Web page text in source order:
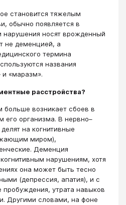
становится тяжелым
обычно появляется в
нарушения носят врожденный
не деменцией, а
термина
названия
и «маразм».
расстройства?
возникает сбоев в
его организма. В нервно–
на когнитивные
миром),
Деменция
нарушениям, хотя
она может быть тесно
(депрессия, апатия), и с
утрата навыков
Другими словами, на фоне